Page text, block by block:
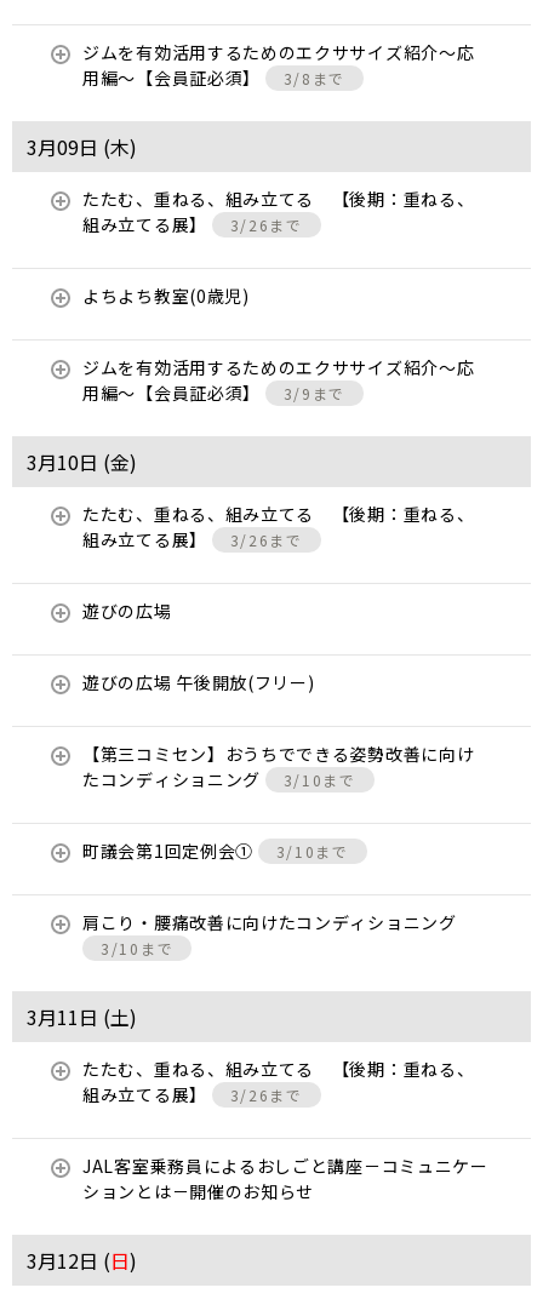
ジムを有効活用するためのエクササイズ紹介〜応
用編〜【会員証必須】
3/8まで
3月09日 (木)
たたむ、重ねる、組み立てる 【後期：重ねる、
組み立てる展】
3/26まで
よちよち教室(0歳児)
ジムを有効活用するためのエクササイズ紹介〜応
用編〜【会員証必須】
3/9まで
3月10日 (金)
たたむ、重ねる、組み立てる 【後期：重ねる、
組み立てる展】
3/26まで
遊びの広場
遊びの広場 午後開放(フリー)
【第三コミセン】おうちでできる姿勢改善に向け
たコンディショニング
3/10まで
町議会第1回定例会① 3/10まで
肩こり・腰痛改善に向けたコンディショニング
3/10まで
3月11日 (土)
たたむ、重ねる、組み立てる 【後期：重ねる、
組み立てる展】
3/26まで
JAL客室乗務員によるおしごと講座－コミュニケー
ションとは－開催のお知らせ
3月12日 (日)